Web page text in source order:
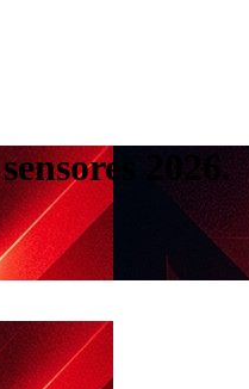
2026.